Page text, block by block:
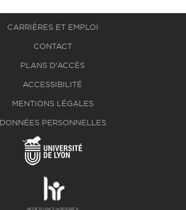
CARRIÈRES ET EMPLOI
CONTACT
PLANS D'ACCÈS
ACCESSIBILITÉ
MENTIONS LÉGALES
DONNÉES PERSONNELLES